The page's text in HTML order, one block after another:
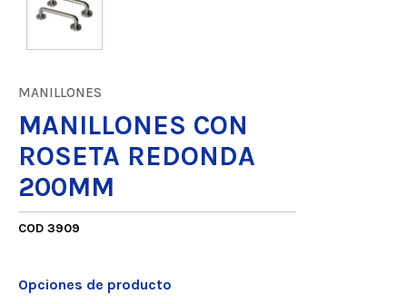
MANILLONES
MANILLONES CON
ROSETA REDONDA
200MM
COD 3909
Opciones de producto